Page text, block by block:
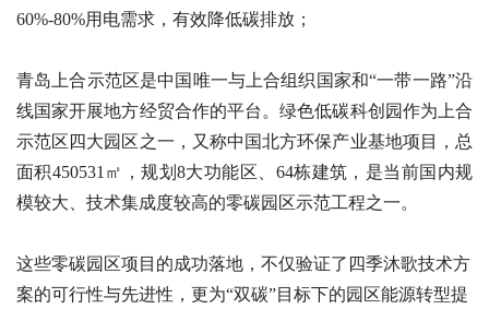
60%-80%用电需求，有效降低碳排放；
青岛上合示范区是中国唯一与上合组织国家和“一带一路”沿
线国家开展地方经贸合作的平台。绿色低碳科创园作为上合
示范区四大园区之一，又称中国北方环保产业基地项目，总
面积450531㎡，规划8大功能区、64栋建筑，是当前国内规
模较大、技术集成度较高的零碳园区示范工程之一。
这些零碳园区项目的成功落地，不仅验证了四季沐歌技术方
案的可行性与先进性，更为“双碳”目标下的园区能源转型提